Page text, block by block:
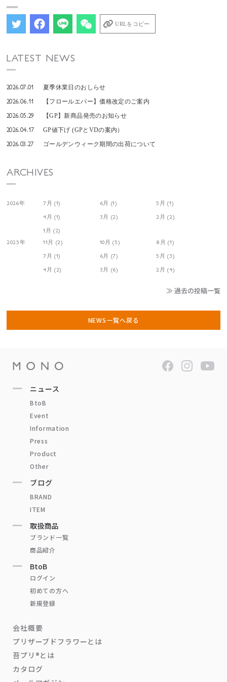
URLをコピー
LATEST NEWS
2026.07.01 夏季休業日のおしらせ
2026.06.11 【フロールエバー】価格改定のご案内
2026.05.29 【GP】新商品発売のお知らせ
2026.04.17 GP値下げ (GPとVDの案内）
2026.03.27 ゴールデンウィーク期間の出荷について
ARCHIVES
2026年 7月 (1) 6月 (1)
5月 (1)
4月 (1)
3月 (2)
2月 (2)
1月 (2)
2025年
11月 (2) 10月 (5)
8月 (1)
7月 (1)
6月 (7)
5月 (3)
4月 (2)
3月 (6) 2月 (4)
≫ 過去の投稿一覧
NEWS一覧へ戻る
ニュース
BtoB
Event
Information
Press
Product
Other
ブログ
BRAND
ITEM
取扱商品
ブランド一覧
商品紹介
BtoB
ログイン
初めての方へ
新規登録
会社概要
プリザーブドフラワーとは
苔プリ®とは
カタログ